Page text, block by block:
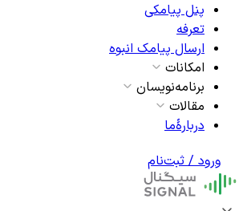
پنل پیامکی
تعرفه
ارسال پیامک انبوه
امکانات
برنامه‌نویسان
مقالات
دربارۀما
ورود / ثبت‌نام